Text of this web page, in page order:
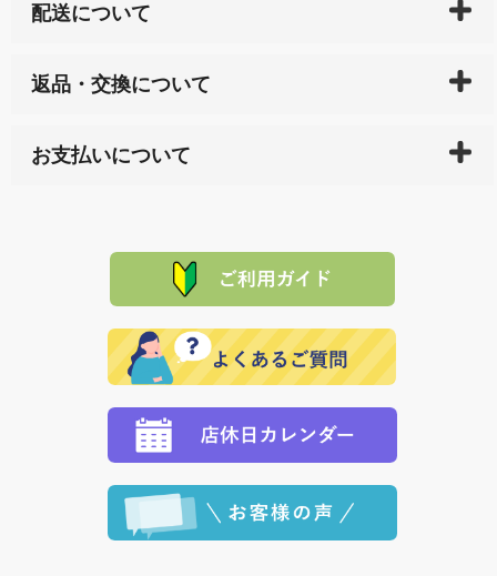
配送について
天ペイ」の方はご注文受付後）、 長崎県下全域に点在
サイト内で購入された商品の送料は、こちらの
全国送
れの生産メーカーからお客様の元へ直送いたしますの
で、 それぞれ個別に送料が必要になります。
返品・交換について
または配送途中の 事故などで不都合が生じている場合
品代金を返金いたします。）
その際は誠に申し訳ありませんが、当協会までご注文
願いいたします。
お支払いについて
た場合、お客様からの ご入金を確認した後で、商品を
※「クレジットカード」「PayPay」「楽天ペイ」を指
定された場合は、準備出来次第の便にてお送りいたし
ます。 （到着日指定をされている場合は、ご指定の日
程に合わせてお届けいたします。）